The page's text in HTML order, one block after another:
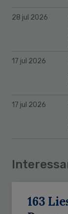
28 jul 2026
17 jul 2026
17 jul 2026
163